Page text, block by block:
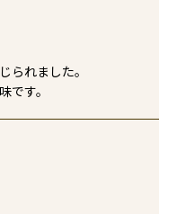
られました。
です。